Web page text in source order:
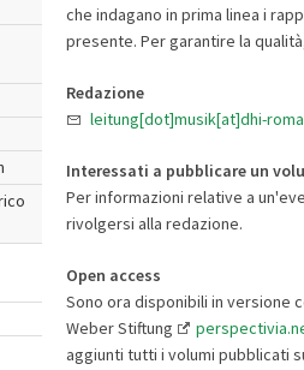
che indagano in prima linea i
presente. Per garantire la
Redazione
leitung[dot]musik[at]dhi-
Interessati a pubblicare un
Per informazioni relative a
rivolgersi alla redazione.
Open access
Sono ora disponibili in versione
Weber Stiftung
aggiunti tutti i volumi pubblicati